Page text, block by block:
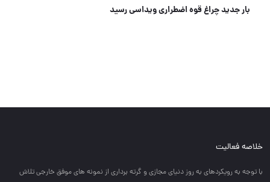
انبردست 8 اینچ برند WISEUP
خلاصه فعالیت
با توجه به رويكردهاي به روز دنياي مجازي و گرته برداري از نمونه هاي موفق خارجي تلاش